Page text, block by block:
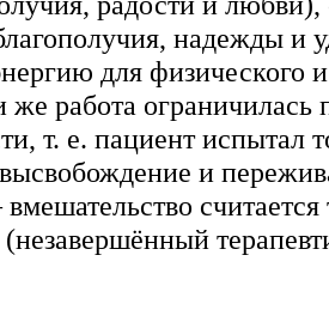
надежды и
для физического
же работа
т. е. пациент испытал
и